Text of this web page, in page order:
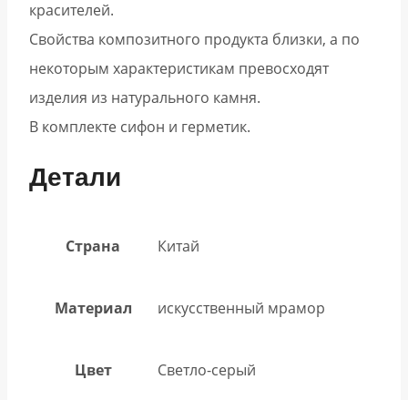
красителей.
Свойства композитного продукта близки, а по
некоторым характеристикам превосходят
изделия из натурального камня.
В комплекте сифон и герметик.
Детали
Страна Китай
Материал искусственный мрамор
Цвет Светло-серый